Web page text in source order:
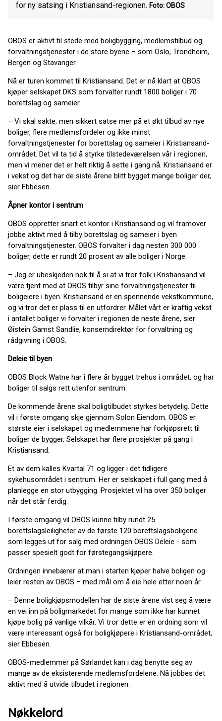
for ny satsing i Kristiansand-regionen. Foto: OBOS
OBOS er aktivt til stede med boligbygging, medlemstilbud og
forvaltningstjenester i de store byene – som Oslo, Trondheim,
Bergen og Stavanger.
Nå er turen kommet til Kristiansand. Det er nå klart at OBOS
kjøper selskapet DKS som forvalter rundt 1800 boliger i 70
borettslag og sameier.
– Vi skal sakte, men sikkert satse mer på et økt tilbud av nye
boliger, flere medlemsfordeler og ikke minst
forvaltningstjenester for borettslag og sameier i Kristiansand-
området. Det vil ta tid å styrke tilstedeværelsen vår i regionen,
men vi mener det er helt riktig å sette i gang nå. Kristiansand er
i vekst og det har de siste årene blitt bygget mange boliger der,
sier Ebbesen.
Åpner kontor i sentrum
OBOS oppretter snart et kontor i Kristiansand og vil framover
jobbe aktivt med å tilby borettslag og sameier i byen
forvaltningstjenester. OBOS forvalter i dag nesten 300 000
boliger, dette er rundt 20 prosent av alle boliger i Norge.
– Jeg er ubeskjeden nok til å si at vi tror folk i Kristiansand vil
være tjent med at OBOS tilbyr sine forvaltningstjenester til
boligeiere i byen. Kristiansand er en spennende vekstkommune,
og vi tror det er plass til en utfordrer. Målet vårt er kraftig vekst
i antallet boliger vi forvalter i regionen de neste årene, sier
Øistein Gamst Sandlie, konserndirektør for forvaltning og
rådgivning i OBOS.
Deleie til byen
OBOS Block Watne har i flere år bygget trehus i området, og har
boliger til salgs rett utenfor sentrum.
De kommende årene skal boligtilbudet styrkes betydelig. Dette
vil i første omgang skje gjennom Solon Eiendom. OBOS er
største eier i selskapet og medlemmene har forkjøpsrett til
boliger de bygger. Selskapet har flere prosjekter på gang i
Kristiansand.
Et av dem kalles Kvartal 71 og ligger i det tidligere
sykehusområdet i sentrum. Her er selskapet i full gang med å
planlegge en stor utbygging. Prosjektet vil ha over 350 boliger
når det står ferdig.
I første omgang vil OBOS kunne tilby rundt 25
borettslagsleiligheter av de første 120 borettslagsboligene
som legges ut for salg med ordningen OBOS Deleie - som
passer spesielt godt for førstegangskjøpere.
Ordningen innebærer at man i starten kjøper halve boligen og
leier resten av OBOS – med mål om å eie hele etter noen år.
– Denne boligkjøpsmodellen har de siste årene vist seg å være
en vei inn på boligmarkedet for mange som ikke har kunnet
kjøpe bolig på vanlige vilkår. Vi tror dette er en ordning som vil
være interessant også for boligkjøpere i Kristiansand-området,
sier Ebbesen.
OBOS-medlemmer på Sørlandet kan i dag benytte seg av
mange av de eksisterende medlemsfordelene. Nå jobbes det
aktivt med å utvide tilbudet i regionen.
Nøkkelord